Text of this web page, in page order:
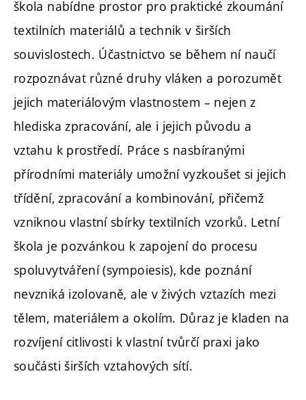
škola nabídne prostor pro praktické zkoumání
textilních materiálů a technik v širších
souvislostech. Účastnictvo se během ní naučí
rozpoznávat různé druhy vláken a porozumět
jejich materiálovým vlastnostem – nejen z
hlediska zpracování, ale i jejich původu a
vztahu k prostředí. Práce s nasbíranými
přírodními materiály umožní vyzkoušet si jejich
třídění, zpracování a kombinování, přičemž
vzniknou vlastní sbírky textilních vzorků. Letní
škola je pozvánkou k zapojení do procesu
spoluvytváření (sympoiesis), kde poznání
nevzniká izolovaně, ale v živých vztazích mezi
tělem, materiálem a okolím. Důraz je kladen na
rozvíjení citlivosti k vlastní tvůrčí praxi jako
součásti širších vztahových sítí.